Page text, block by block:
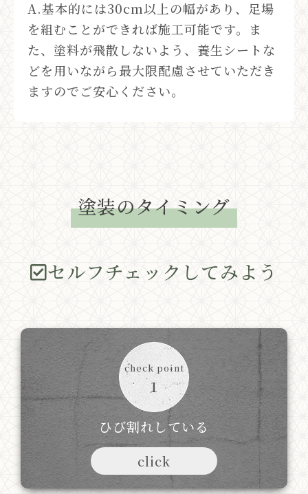
A.基本的には30cm以上の幅があり、足場
を組むことができれば施工可能です。ま
た、塗料が飛散しないよう、養生シートな
どを用いながら最大限配慮させていただき
ますのでご安心ください。
塗装のタイミング
セルフチェックしてみよう
check point
1
ひび割れしている
click